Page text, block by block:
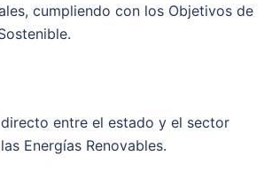
cumpliendo con los Objetivos de
entre el estado y el sector
Energías Renovables.